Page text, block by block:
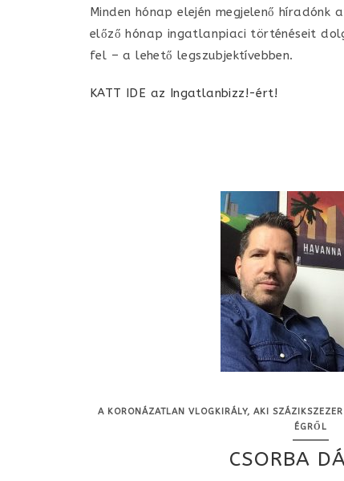
Minden hónap elején megjelenő híradónk
előző hónap ingatlanpiaci történéseit
fel – a lehető legszubjektívebben.
KATT IDE az Ingatlanbizz!-ért!
A KORONÁZATLAN VLOGKIRÁLY, AKI
ÉGRŐL
CSORBA